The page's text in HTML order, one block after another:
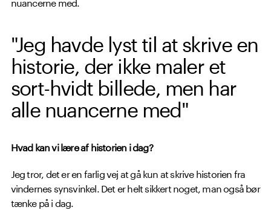
"Jeg havde lyst til at skrive en
historie, der ikke maler et
sort-hvidt billede, men har
alle nuancerne med"
Hvad kan vi lære af historien i dag?
Jeg tror, det er en farlig vej at gå kun at skrive historien fra
vindernes synsvinkel. Det er helt sikkert noget, man også bør
tænke på i dag.